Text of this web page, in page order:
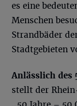
es eine
Menschen
Strandbäder
Stadtgebieten
Anlässlich des
stellt der